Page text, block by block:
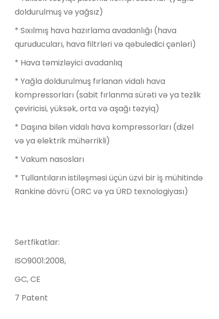
doldurulmuş və yağsız)
* Sıxılmış hava hazırlama avadanlığı (hava
quruducuları, hava filtrləri və qəbuledici çənləri)
* Hava təmizləyici avadanlıq
* Yağla doldurulmuş fırlanan vidalı hava
kompressorları (sabit fırlanma sürəti və ya tezlik
çeviricisi, yüksək, orta və aşağı təzyiq)
* Daşına bilən vidalı hava kompressorları (dizel
və ya elektrik mühərrikli)
* Vakum nasosları
* Tullantıların istiləşməsi üçün üzvi bir iş mühitində
Rankine dövrü (ORC və ya ÜRD texnologiyası)
Sertfikatlar:
ISO9001:2008,
GC, CE
7 Patent